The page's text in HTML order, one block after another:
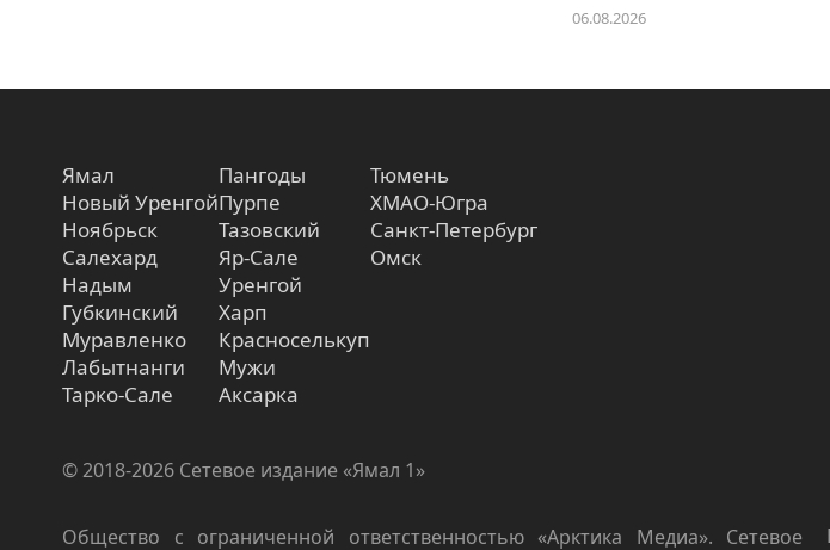
06.08.2026
Ямал
Новый Уренгой
Ноябрьск
Салехард
Надым
Губкинский
Муравленко
Лабытнанги
Тарко-Сале
Пангоды
Пурпе
Тазовский
Яр-Сале
Уренгой
Харп
Красноселькуп
Мужи
Аксарка
Тюмень
ХМАО-Югра
Санкт-Петербург
Омск
© 2018-2026 Сетевое издание «Ямал 1»
Общество с ограниченной ответственностью «Арктика Медиа». Сетевое